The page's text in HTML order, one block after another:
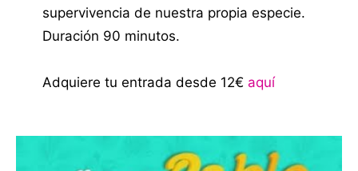
supervivencia de nuestra propia especie.
Duración 90 minutos.
Adquiere tu entrada desde 12€ aquí